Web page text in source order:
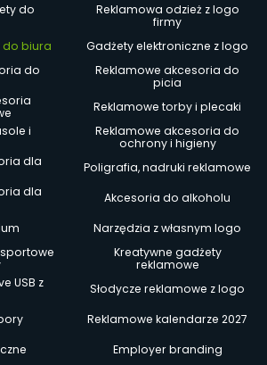
do
Reklamowa odzież z logo
firmy
do biura
Gadżety elektroniczne z logo
do
Reklamowe akcesoria do
picia
Reklamowe torby i plecaki
i
Reklamowe akcesoria do
ochrony i higieny
dla
Poligrafia, nadruki reklamowe
dla
Akcesoria do alkoholu
Narzędzia z własnym logo
Kreatywne gadżety
reklamowe
USB z
Słodycze reklamowe z logo
Reklamowe kalendarze 2027
Employer branding